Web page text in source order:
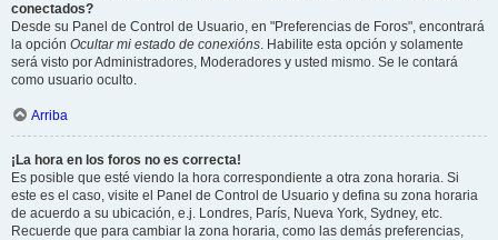
conectados?
Desde su Panel de Control de Usuario, en "Preferencias de Foros", encontrará
la opción Ocultar mi estado de conexións. Habilite esta opción y solamente
será visto por Administradores, Moderadores y usted mismo. Se le contará
como usuario oculto.
Arriba
¡La hora en los foros no es correcta!
Es posible que esté viendo la hora correspondiente a otra zona horaria. Si
este es el caso, visite el Panel de Control de Usuario y defina su zona horaria
de acuerdo a su ubicación, e.j. Londres, París, Nueva York, Sydney, etc.
Recuerde que para cambiar la zona horaria, como las demás preferencias,